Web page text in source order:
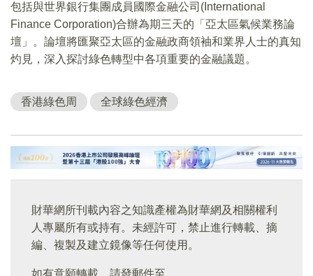
包括與世界銀行集團成員國際金融公司(International
Finance Corporation)合辦為期三天的「亞太區氣候業務論
壇」。論壇將匯聚亞太區的金融政商領袖和業界人士的真知
灼見，深入探討綠色轉型中各項重要的金融議題。
香港綠色周 全球綠色經濟
財華網所刊載內容之知識產權為財華網及相關權利
人專屬所有或持有。未經許可，禁止進行轉載、摘
編、複製及建立鏡像等任何使用。
如有意願轉載，請發郵件至